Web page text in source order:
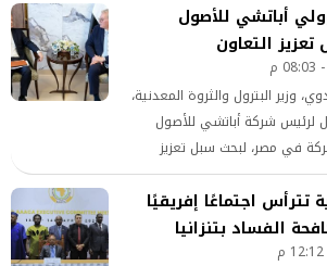
أباتشي للأصول
التعاون
وزير البترول والثروة المعدنية،
لرئيس شركة أباتشي للأصول
في مصر، لبحث سبل تعزيز
العمل بمواقع الشركة الإنتاجية،
التشغيلية وتطوير آليات العمل
تترأس اجتماعًا إفريقيًا
الفساد بتنزانيا